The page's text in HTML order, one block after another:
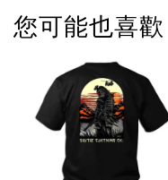
您可能也喜歡